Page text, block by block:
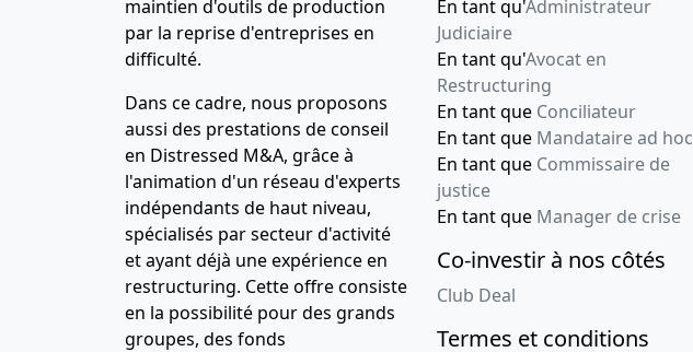
maintien d'outils de production
par la reprise d'entreprises en
difficulté.
Dans ce cadre, nous proposons
aussi des prestations de conseil
en Distressed M&A, grâce à
l'animation d'un réseau d'experts
indépendants de haut niveau,
spécialisés par secteur d'activité
et ayant déjà une expérience en
restructuring. Cette offre consiste
en la possibilité pour des grands
groupes, des fonds
En tant qu'Administrateur
Judiciaire
En tant qu'Avocat en
Restructuring
En tant que Conciliateur
En tant que Mandataire ad hoc
En tant que Commissaire de
justice
En tant que Manager de crise
Co-investir à nos côtés
Club Deal
Termes et conditions